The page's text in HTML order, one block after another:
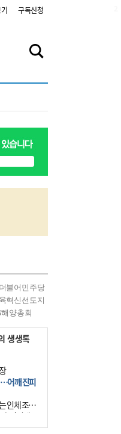
구독신청
더불어민주당
혁신선도지
해양총회
생생톡
어깨 진피
인체 조직
. 여기에
군, 어깨